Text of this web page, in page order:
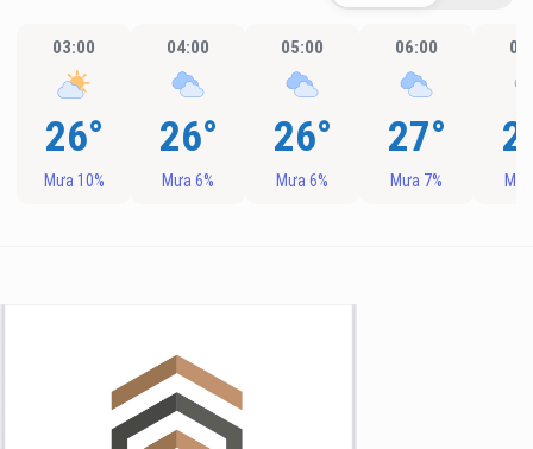
03:00
26°
Mưa 10%
04:00
26°
Mưa 6%
05:00
26°
Mưa 6%
06:00
27°
Mưa 7%